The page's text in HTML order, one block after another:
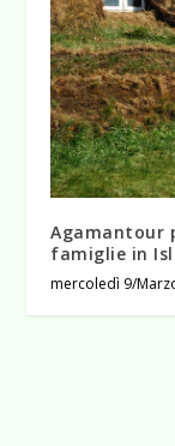
Agamantour
famiglie in
mercoledì 9/